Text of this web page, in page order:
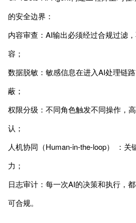
的安全边界：
内容审查：AI输出必须经过合规过滤
容；
数据脱敏：敏感信息在进入AI处理链
蔽；
权限分级：不同角色触发不同操作，
认；
人机协同（Human-in-the-loop） ：
力；
日志审计：每一次AI的决策和执行，
可合规。